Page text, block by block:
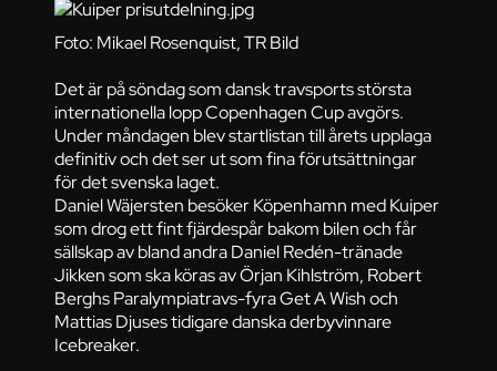
Foto: Mikael Rosenquist, TR Bild
Det är på söndag som dansk travsports största
internationella lopp Copenhagen Cup avgörs.
Under måndagen blev startlistan till årets upplaga
definitiv och det ser ut som fina förutsättningar
för det svenska laget.
Daniel Wäjersten besöker Köpenhamn med Kuiper
som drog ett fint fjärdespår bakom bilen och får
sällskap av bland andra Daniel Redén-tränade
Jikken som ska köras av Örjan Kihlström, Robert
Berghs Paralympiatravs-fyra Get A Wish och
Mattias Djuses tidigare danska derbyvinnare
Icebreaker.